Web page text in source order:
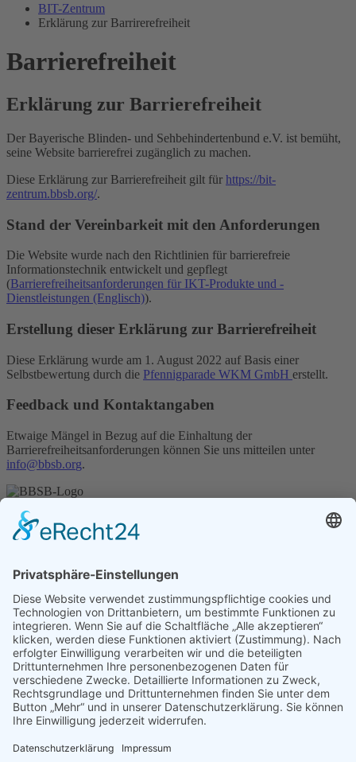
BIT-Zentrum
Erklärung zur Barrirerefreiheit
Barrierefreiheit
Erklärung zur Barrierefreiheit
Der Bayerische Blinden- und Sehbehindertenbund e.V. ist bemüht,
seine Website barrierefrei zugänglich zu machen.
Diese Erklärung zur Barrierefreiheit gilt für https://bit-
zentrum.bbsb.org/.
Stand der Vereinbarkeit mit den Anforderungen
Die Website wurde nach den Richtlinien für barrierefreie
Informationstechnik entwickelt und gepflegt
(Barrierefreiheitsanforderungen für IKT-Produkte und -
Dienstleistungen (Englisch)).
Erstellung dieser Erklärung zur Barrierefreiheit
Diese Erklärung wurde am 1. August 2022 auf Basis einer
Selbstbewertung durch die Pfennigparade WKM GmbH erstellt.
Feedback und Kontaktangaben
Etwaige Mängel in Bezug auf die Einhaltung der
Barrierefreiheitsanforderungen können Sie uns mitteilen unter
info@bbsb.org.
Unser Angebot
Shop
Datenschutz
Kontakt
Transparenzerklärung
BBSB-Inform: täglich aktualisierte Infos
für sehbehinderte und blinde Menschen
Anmeldung Newsletter BBSB-Inform
Unser Newsletter für Unterstützer